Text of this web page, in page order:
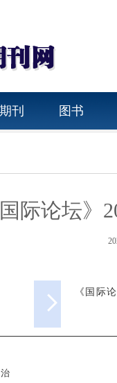
刊 图书
国际论坛》
《国际